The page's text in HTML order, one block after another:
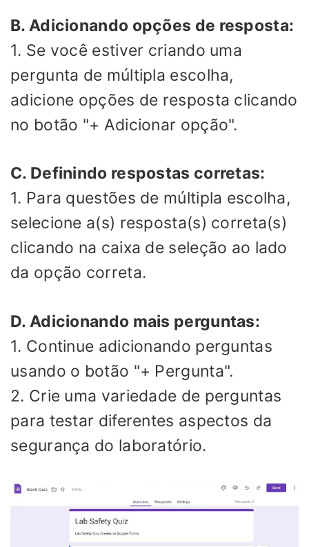
B. Adicionando opções de resposta:
1. Se você estiver criando uma
pergunta de múltipla escolha,
adicione opções de resposta clicando
no botão "+ Adicionar opção".
C. Definindo respostas corretas:
1. Para questões de múltipla escolha,
selecione a(s) resposta(s) correta(s)
clicando na caixa de seleção ao lado
da opção correta.
D. Adicionando mais perguntas:
1. Continue adicionando perguntas
usando o botão "+ Pergunta".
2. Crie uma variedade de perguntas
para testar diferentes aspectos da
segurança do laboratório.